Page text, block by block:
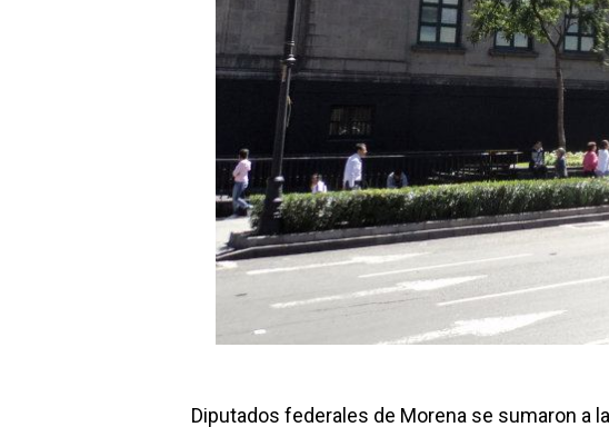
Diputados federales de Morena se sumaron a